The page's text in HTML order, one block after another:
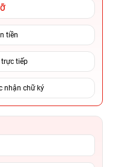
tiền
trực tiếp
nhận chữ ký